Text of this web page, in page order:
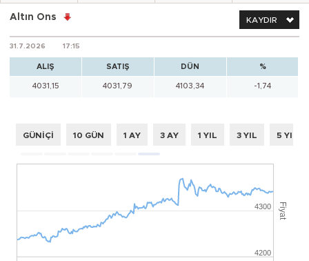
Altın Ons KAYDIR
31.7.2026 17:15
ALIŞ SATIŞ DÜN %
4031,15 4031,79 4103,34 -1,74
GÜNİÇİ 10 GÜN 1 AY 3 AY 1 YIL 3 YIL 5 YIL
Fiyat
4200
4300